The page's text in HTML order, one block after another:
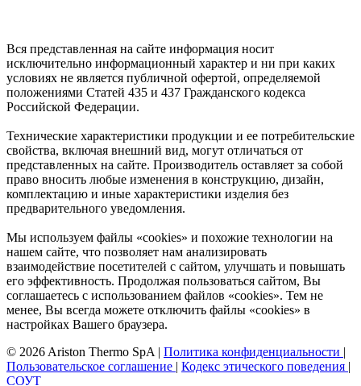
Вся представленная на сайте информация носит
исключительно информационный характер и ни при каких
условиях не является публичной офертой, определяемой
положениями Статей 435 и 437 Гражданского кодекса
Российской Федерации.
Технические характеристики продукции и ее потребительские
свойства, включая внешний вид, могут отличаться от
представленных на сайте. Производитель оставляет за собой
право вносить любые изменения в конструкцию, дизайн,
комплектацию и иные характеристики изделия без
предварительного уведомления.
Мы используем файлы «cookies» и похожие технологии на
нашем сайте, что позволяет нам анализировать
взаимодействие посетителей с сайтом, улучшать и повышать
его эффективность. Продолжая пользоваться сайтом, Вы
соглашаетесь с использованием файлов «cookies». Тем не
менее, Вы всегда можете отключить файлы «cookies» в
настройках Вашего браузера.
© 2026 Ariston Thermo SpA | Политика конфиденциальности |
Пользовательское соглашение | Кодекс этического поведения |
СОУТ